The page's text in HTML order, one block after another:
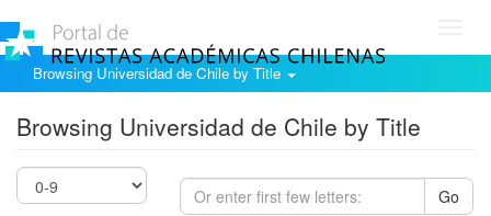
Browsing Universidad de Chile by Title
Browsing Universidad de Chile by Title
Go